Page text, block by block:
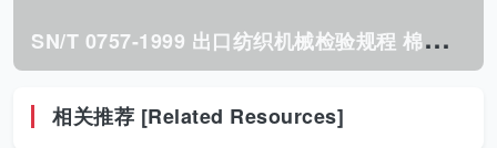
S
N/T 0757-1999 出口纺织机械检验规程 棉纺环锭细纱机.pdf
相关推荐 [Related Resources]